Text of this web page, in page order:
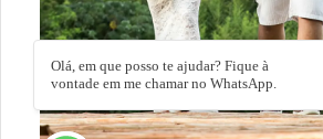
Olá, em que posso te ajudar? Fique à
vontade em me chamar no WhatsApp.